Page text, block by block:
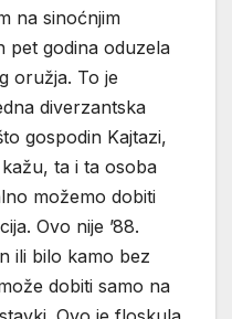
na sinoćnjim
pet godina oduzela
oružja. To je
diverzantska
gospodin Kajtazi,
ta i ta osoba
možemo dobiti
Ovo nije ’88.
ili bilo kamo bez
dobiti samo na